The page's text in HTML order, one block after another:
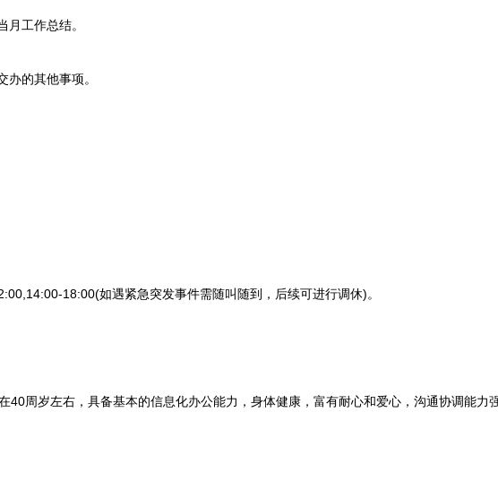
工作总结。
的其他事项。
18:00(如遇紧急突发事件需随叫随到，后续可进行调休)。
周岁左右，具备基本的信息化办公能力，身体健康，富有耐心和爱心，沟通协调能力